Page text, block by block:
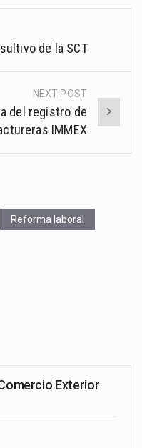
de la SCT
NEXT POST
del registro de
IMMEX
Reforma laboral
Exterior